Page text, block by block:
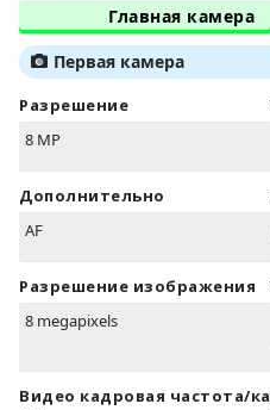
Главная камера
Первая камера
Разрешение
8 MP
Дополнительно
AF
Разрешение изображения
8 megapixels
Видео кадровая частота/